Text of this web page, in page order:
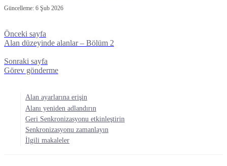
Güncelleme: 6 Şub 2026
Önceki sayfa
Alan düzeyinde alanlar – Bölüm 2
Sonraki sayfa
Görev gönderme
Alan ayarlarına erişin
Alanı yeniden adlandırın
Geri Senkronizasyonu etkinleştirin
Senkronizasyonu zamanlayın
İlgili makaleler